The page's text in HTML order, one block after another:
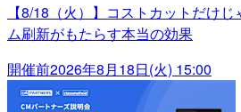
【8/18（火）】コストカットだけ
ム刷新がもたらす本当の効果
開催前2026年8月18日(火) 15:00